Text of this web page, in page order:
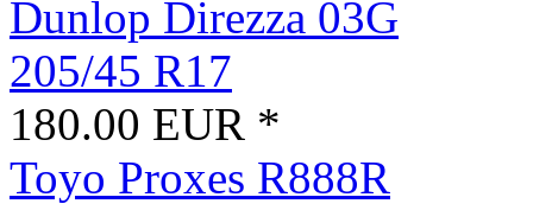
Dunlop Direzza 03G
205/45 R17
180.00 EUR *
Toyo Proxes R888R